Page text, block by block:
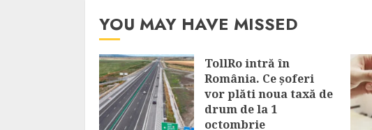
YOU MAY HAVE MISSED
TollRo intră în
România. Ce șoferi
vor plăti noua taxă de
drum de la 1
octombrie